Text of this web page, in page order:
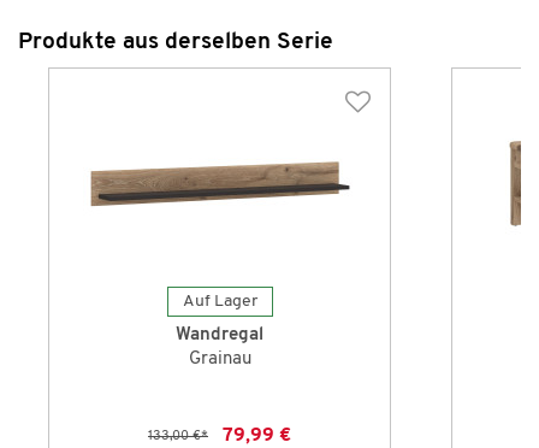
Produkte aus derselben Serie
Auf Lager
Wandregal
Grainau
133,00 €* 79,99 €